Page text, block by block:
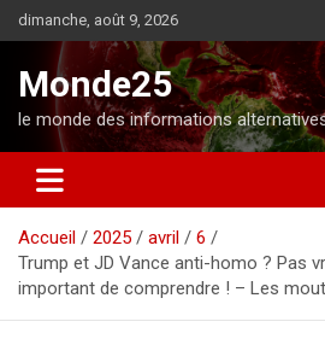
l
o
n
dimanche, août 9, 2026
Monde25
le monde des informations
Accueil 2025 avril
6
Trump et JD Vance anti-homo ? Pas
important de comprendre ! – Les